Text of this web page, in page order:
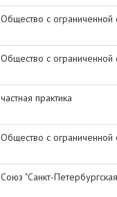
Общество с
Общество с ограниченной
частная практика
Общество с ограниченной
Союз "Санкт-